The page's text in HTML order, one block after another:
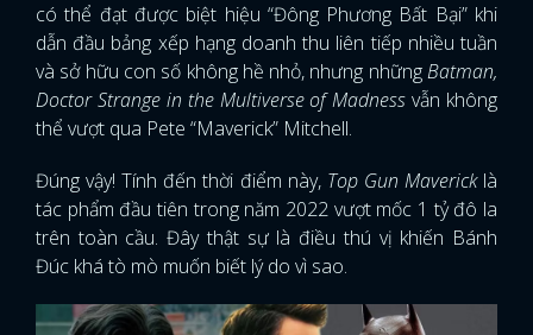
có thể đạt được biệt hiệu “Đông Phương Bất Bại” khi
dẫn đầu bảng xếp hạng doanh thu liên tiếp nhiều tuần
và sở hữu con số không hề nhỏ, nhưng nhữngBatman,
Doctor Strange in the Multiverse of Madnessvẫn không
thể vượt qua Pete “Maverick” Mitchell.
Đúng vậy! Tính đến thời điểm này, Top Gun Maverick là
tác phẩm đầu tiên trong năm 2022 vượt mốc 1 tỷ đô la
trên toàn cầu. Đây thật sự là điều thú vị khiến Bánh
Đúc khá tò mò muốn biết lý do vì sao.